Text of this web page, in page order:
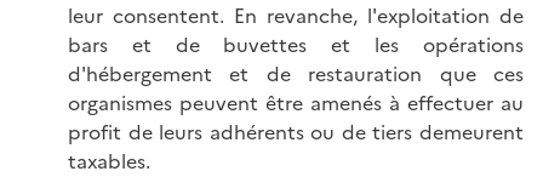
leur consentent. En revanche, l'exploitation de
bars et de buvettes et les opérations
d'hébergement et de restauration que ces
organismes peuvent être amenés à effectuer au
profit de leurs adhérents ou de tiers demeurent
taxables.